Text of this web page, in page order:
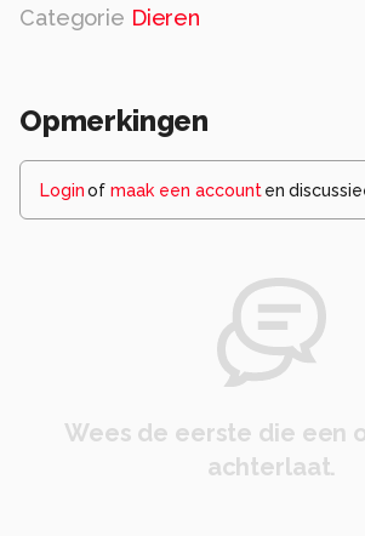
Categorie Dieren
Opmerkingen
Loginof maak een account en
Wees de eerste die een
achterlaat.